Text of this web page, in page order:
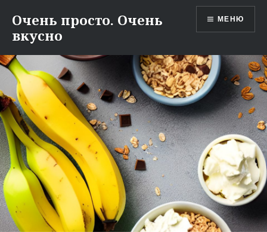
содержимому
Очень просто. Очень
вкусно
МЕНЮ